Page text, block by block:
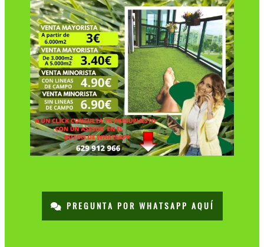
PREGUNTA POR WHATSAPP AQUÍ